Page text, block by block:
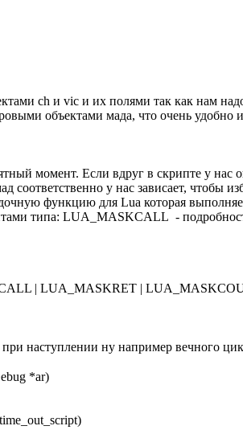
ch и vic и их полями так как нам
объектами мада, что очень удобно
момент. Если вдруг в скрипте у нас
у нас зависает, чтобы
функцию для Lua которая
типа: LUA_MASKCALL -
| LUA_MASKRET |
наступлении ну например вечного
*ar)